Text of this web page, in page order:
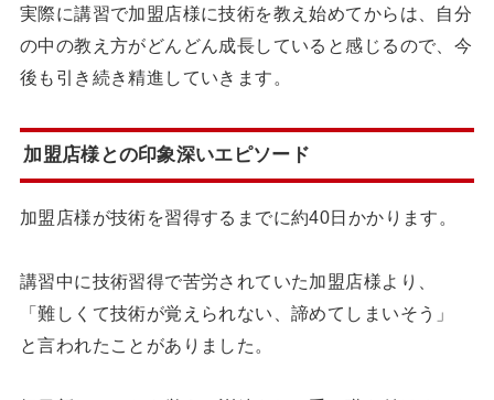
実際に講習で加盟店様に技術を教え始めてからは、自分
の中の教え方がどんどん成長していると感じるので、今
後も引き続き精進していきます。
加盟店様との印象深いエピソード
加盟店様が技術を習得するまでに約40日かかります。
講習中に技術習得で苦労されていた加盟店様より、
「難しくて技術が覚えられない、諦めてしまいそう」
と言われたことがありました。